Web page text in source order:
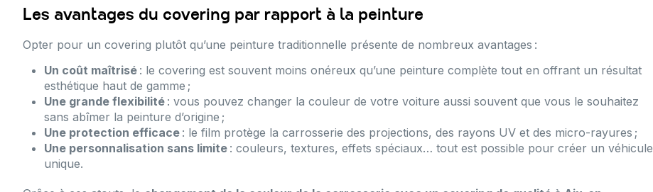
Les avantages du covering par rapport à la peinture
Opter pour un covering plutôt qu’une peinture traditionnelle présente de nombreux avantages :
Un coût maîtrisé : le covering est souvent moins onéreux qu’une peinture complète tout en offrant un résultat
esthétique haut de gamme ;
Une grande flexibilité : vous pouvez changer la couleur de votre voiture aussi souvent que vous le souhaitez
sans abîmer la peinture d’origine ;
Une protection efficace : le film protège la carrosserie des projections, des rayons UV et des micro-rayures ;
Une personnalisation sans limite : couleurs, textures, effets spéciaux… tout est possible pour créer un véhicule
unique.